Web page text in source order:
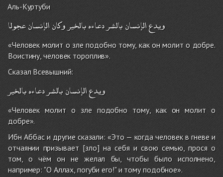
Аль-Куртуби
ويدعالإنسانبالشردعاءهبالخيروكانالإنسانعجولا
«Человек молит о зле подобно тому, как он молит о добре.
Воистину, человек тороплив».
Сказал Всевышний:
ويدعالإنسانبالشردعاءهبالخير
«Человек молит о зле подобно тому, как он молит о
добре».
Ибн Аббас и другие сказали: «Это — когда человек в гневе и
отчаянии призывает [зло] на себя и свою семью, прося о
том, о чём он не желал бы, чтобы было исполнено,
например: "О Аллах, погуби его!" и тому подобное».